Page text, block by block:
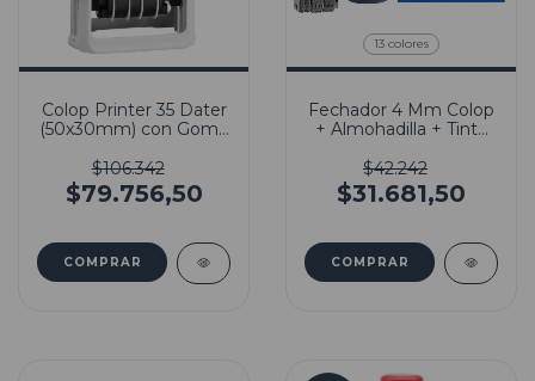
Colop Printer 35 Dater
(50x30mm) con Goma
$106.342
$79.756,50
13 colores
Fechador 4 Mm Colop
+ Almohadilla + Tinta
$42.242
$31.681,50
COMPRAR